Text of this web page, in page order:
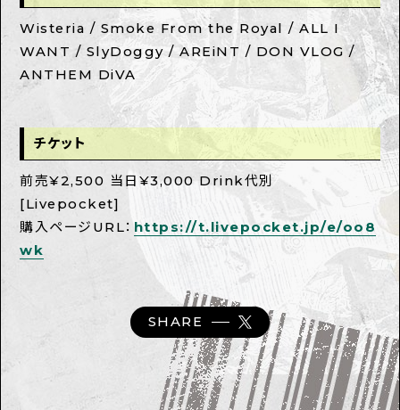
Wisteria / Smoke From the Royal / ALL I
WANT / SlyDoggy / AREiNT / DON VLOG /
ANTHEM DiVA
チケット
前売¥2,500 当日¥3,000 Drink代別
[Livepocket]
購入ページURL： https://t.livepocket.jp/e/oo8
wk
SHARE